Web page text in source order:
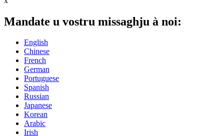
Mandate u vostru missaghju à noi:
English
Chinese
French
German
Portuguese
Spanish
Russian
Japanese
Korean
Arabic
Irish